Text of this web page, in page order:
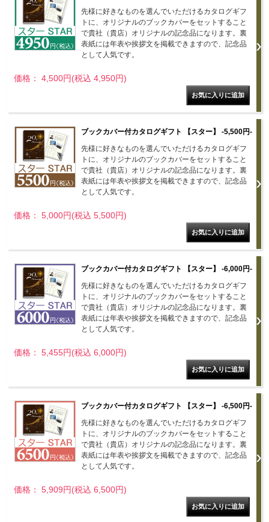
先様に好きなものを選んでいただけるカタログギフ
トに、オリジナルのブックカバーをセットすること
で貴社（貴店）オリジナルの記念品になります。裏
表紙には年表や挨拶文を掲載できますので、記念品
として人気です。
価格： 4,500円(税込 4,950円)
ブックカバー付カタログギフト 【スター】 -5,500円-
先様に好きなものを選んでいただけるカタログギフ
トに、オリジナルのブックカバーをセットすること
で貴社（貴店）オリジナルの記念品になります。裏
表紙には年表や挨拶文を掲載できますので、記念品
として人気です。
価格： 5,000円(税込 5,500円)
ブックカバー付カタログギフト 【スター】 -6,000円-
先様に好きなものを選んでいただけるカタログギフ
トに、オリジナルのブックカバーをセットすること
で貴社（貴店）オリジナルの記念品になります。裏
表紙には年表や挨拶文を掲載できますので、記念品
として人気です。
価格： 5,455円(税込 6,000円)
ブックカバー付カタログギフト 【スター】 -6,500円-
先様に好きなものを選んでいただけるカタログギフ
トに、オリジナルのブックカバーをセットすること
で貴社（貴店）オリジナルの記念品になります。裏
表紙には年表や挨拶文を掲載できますので、記念品
として人気です。
価格： 5,909円(税込 6,500円)